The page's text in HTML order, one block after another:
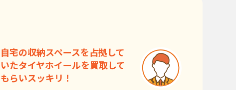
自宅の収納スペースを占拠して
いたタイヤホイールを買取して
もらいスッキリ！